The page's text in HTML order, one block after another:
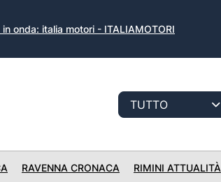
in onda: italia motori - ITALIAMOTORI
RAVENNA CRONACA RIMINI ATTUALITÀ